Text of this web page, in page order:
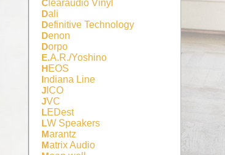
Clearaudio Vinyl
Dali
Definitive Technology
Denon
Dorpo
E.A.R./Yoshino
HEOS
Indiana Line
JICO
JVC
LEDest
LW Speakers
Marantz
Matrix Audio